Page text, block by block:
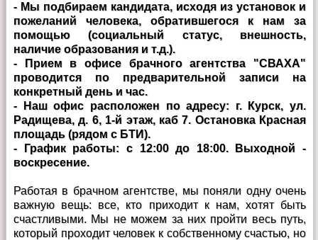
- Мы подбираем кандидата, исходя из установок и
пожеланий человека, обратившегося к нам за
помощью (социальный статус, внешность,
наличие образования и т.д.).
- Прием в офисе брачного агентства "СВАХА"
проводится по предварительной записи на
конкретный день и час.
- Наш офис расположен по адресу: г. Курск, ул.
Радищева, д. 6, 1-й этаж, каб 7. Остановка Красная
площадь (рядом с БТИ).
- График работы: с 12:00 до 18:00. Выходной -
воскресение.
Работая в брачном агентстве, мы поняли одну очень
важную вещь: все, кто приходит к нам, хотят быть
счастливыми. Мы не можем за них пройти весь путь,
который проходит человек к собственному счастью, но